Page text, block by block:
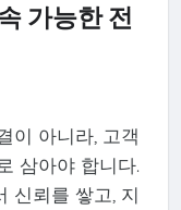
가능한 전
이 아니라, 고객
삼아야 합니다.
신뢰를 쌓고, 지